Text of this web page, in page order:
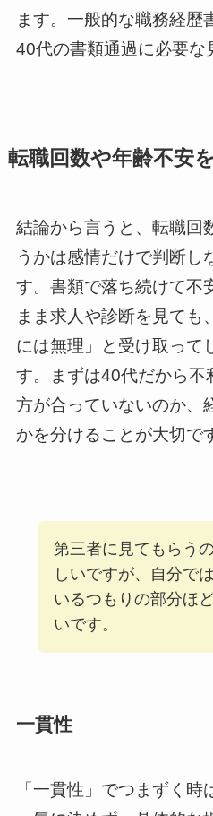
ます。一般的な職務経歴
40代の書類通過に必要な
転職回数や年齢不安
結論から言うと、転職回
うかは感情だけで判断し
す。書類で落ち続けて不
まま求人や診断を見ても
には無理」と受け取って
す。まずは40代だから不
方が合っていないのか、
かを分けることが大切で
第三者に見てもらう
しいですが、自分で
いるつもりの部分ほ
いです。
一貫性
「一貫性」でつまずく